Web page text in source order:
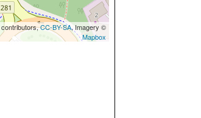
contributors,CC-BY-SA, Imagery ©
Mapbox